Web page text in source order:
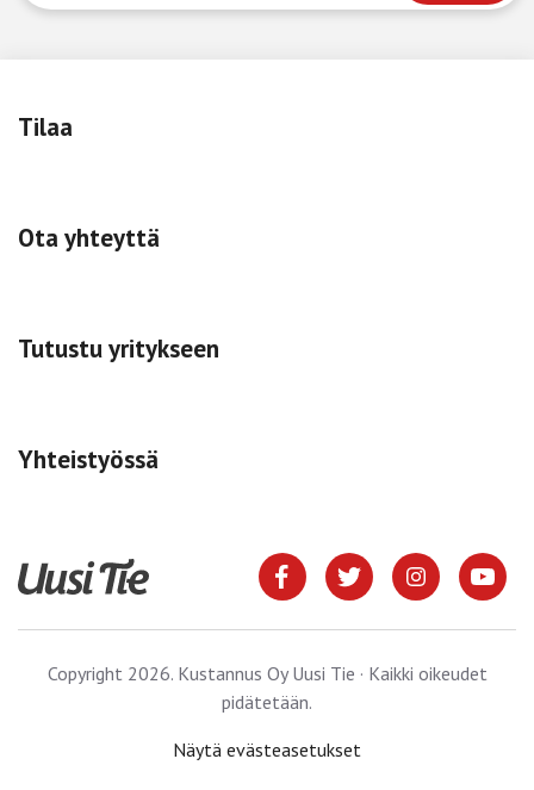
Tilaa
Ota yhteyttä
Tutustu yritykseen
Yhteistyössä
Copyright 2026. Kustannus Oy Uusi Tie · Kaikki oikeudet
pidätetään.
Näytä evästeasetukset